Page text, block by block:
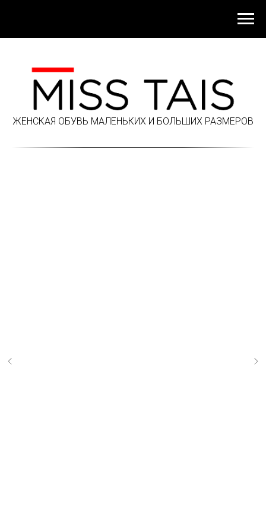
ЖЕНСКАЯ ОБУВЬ МАЛЕНЬКИХ И БОЛЬШИХ РАЗМЕРОВ